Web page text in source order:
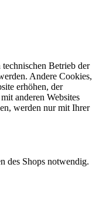
Betrieb der
Andere Cookies,
erhöhen, der
anderen Websites
werden nur mit Ihrer
des Shops notwendig.